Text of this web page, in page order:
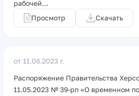
рабочей…
Просмотр
Скачать
от 11.06.2023 г.
Распоряжение Правительства
11.05.2023 № 39-рп «О временном